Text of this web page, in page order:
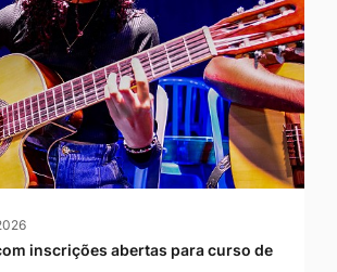
inscrições abertas para curso de